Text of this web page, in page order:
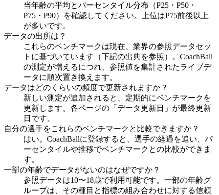
当年齢の平均とパーセンタイル分布（P25・P50・
P75・P90）を確認してください。上位はP75前後以上
が多いです。
データの出所は？
これらのベンチマークは現在、業界の参照データセッ
トに基づいています（下記の出典を参照）。CoachBall
の測定が増えるにつれ、参照値を集計されたライブデ
ータに順次置き換えます。
データはどのくらいの頻度で更新されますか？
新しい測定が追加されると、定期的にベンチマークを
更新します。各ページの「データ更新日」が最終更新
日です。
自分の選手をこれらのベンチマークと比較できますか？
はい。CoachBallに登録すると、選手の経過を追い、パ
ーセンタイルや推移でベンチマークとの比較ができま
す。
一部の年齢でデータがないのはなぜですか？
参照データは10〜18歳で利用可能です。一部の年齢グ
ループは、その種目と指標の組み合わせに対する信頼